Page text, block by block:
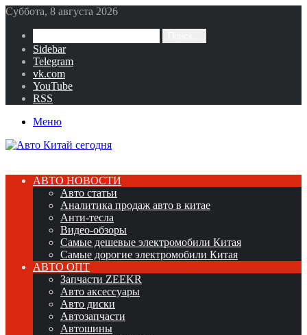
Суббота, 8 августа 2026
Sidebar
Telegram
vk.com
YouTube
RSS
Меню
АВТО НОВОСТИ
Авто статьи
Аналитика продаж авто в китае
Анти-тесла
Видео-обзоры
Самые дешевые электромобили Китая
Самые дорогие электромобили Китая
АВТО ОПТ
Запчасти ZEEKR
Авто аксессуары
Авто диски
Автозапчасти
Автошины